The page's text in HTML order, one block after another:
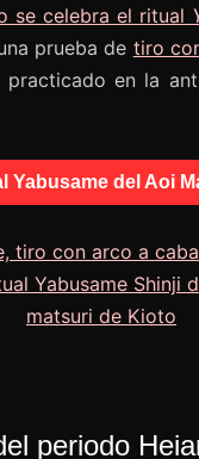
se celebra el ritual
prueba de tiro
practicado en la
Yabusame del Aoi
periodo